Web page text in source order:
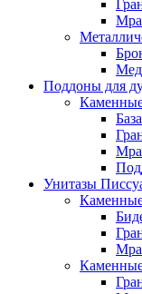
Поддоны для
Унитазы